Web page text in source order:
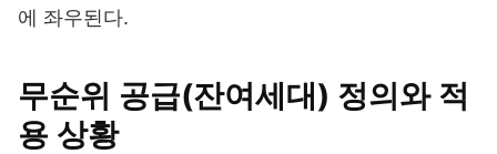
에 좌우된다.
무순위 공급(잔여세대) 정의와 적
용 상황